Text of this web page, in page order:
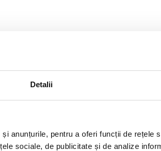
Detalii
anunțurile, pentru a oferi funcții de rețele
sociale, de publicitate și de analize